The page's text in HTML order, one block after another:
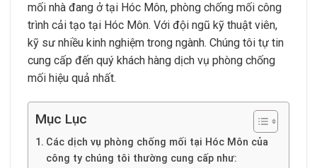
mối nhà đang ở tại Hóc Môn, phòng chống mối công
trình cải tạo tại Hóc Môn. Với đội ngũ kỹ thuật viên,
kỹ sư nhiều kinh nghiệm trong ngành. Chúng tôi tự tin
cung cấp đến quý khách hàng dịch vụ phòng chống
mối hiệu quả nhất.
Mục Lục
Các dịch vụ phòng chống mối tại Hóc Môn của
công ty chúng tôi thường cung cấp như: